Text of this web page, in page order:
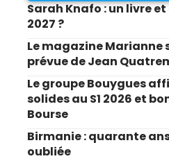
Sarah Knafo : un livre
2027 ?
Le magazine Marianne
prévue de Jean
Le groupe Bouygues
solides au S1 2026 et
Bourse
Birmanie : quarante
oubliée